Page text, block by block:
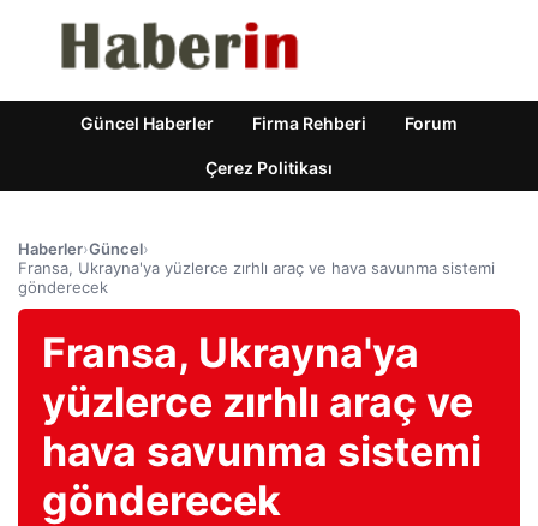
Güncel Haberler Firma Rehberi Forum
Çerez Politikası
Haberler›Güncel›
Fransa, Ukrayna'ya yüzlerce zırhlı araç ve hava savunma sistemi
gönderecek
Fransa, Ukrayna'ya
yüzlerce zırhlı araç ve
hava savunma sistemi
gönderecek